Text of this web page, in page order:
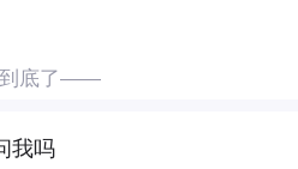
底了——
我吗